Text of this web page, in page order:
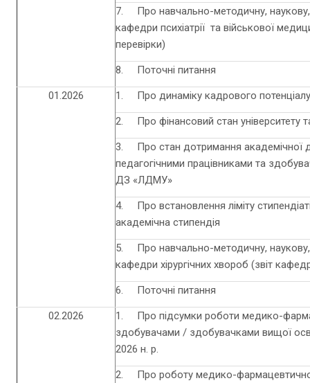
7. Про навчально-методичну, наукову,
кафедри психіатрії та військової
перевірки)
8. Поточні питання
01.2026 1. Про динаміку кадрового потенціалу
2. Про фінансовий стан університету
3. Про стан дотримання академічної
педагогічними працівниками та
ДЗ «ЛДМУ»
4. Про встановлення ліміту
академічна стипендія
5. Про навчально-методичну, наукову,
кафедри хірургічних хвороб (звіт
6. Поточні питання
02.2026
1. Про підсумки роботи медико-
здобувачами / здобувачками вищої
2026 н. р.
2. Про роботу медико-